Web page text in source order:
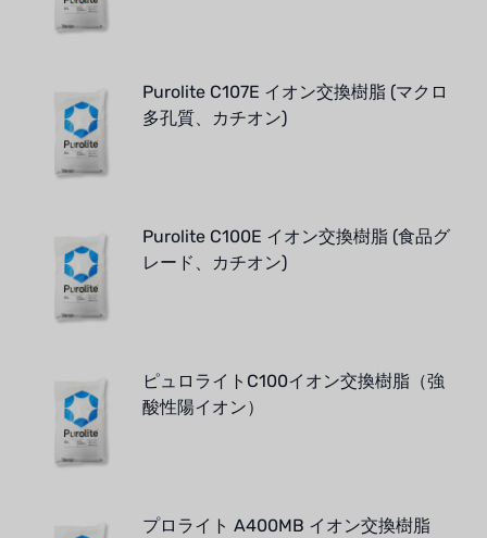
Purolite C107E イオン交換樹脂 (マクロ
多孔質、カチオン)
Purolite C100E イオン交換樹脂 (食品グ
レード、カチオン)
ピュロライトC100イオン交換樹脂（強
酸性陽イオン）
プロライト A400MB イオン交換樹脂